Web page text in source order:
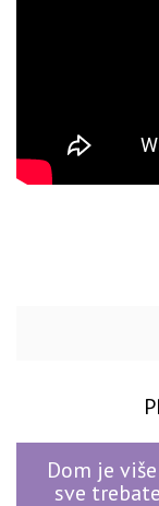
Dom je
sve